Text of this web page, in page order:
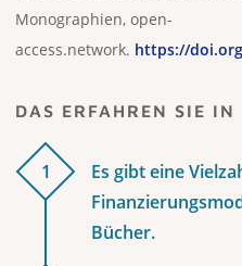
Monographien, open-
access.network. https://
DAS ERFAHREN SIE
1
Es gibt eine
Bücher.